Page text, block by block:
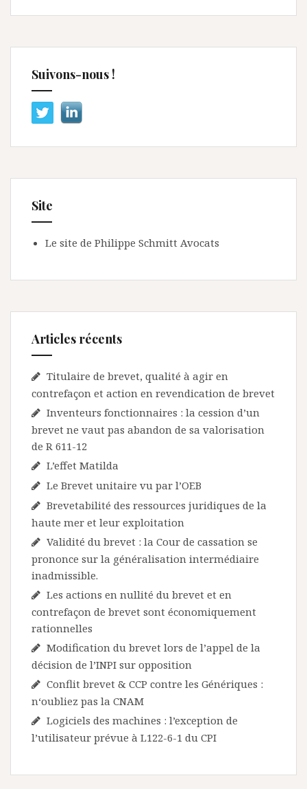
Suivons-nous !
Site
Le site de Philippe Schmitt Avocats
Articles récents
Titulaire de brevet, qualité à agir en
contrefaçon et action en revendication de brevet
Inventeurs fonctionnaires : la cession d’un
brevet ne vaut pas abandon de sa valorisation
de R 611-12
L’effet Matilda
Le Brevet unitaire vu par l’OEB
Brevetabilité des ressources juridiques de la
haute mer et leur exploitation
Validité du brevet : la Cour de cassation se
prononce sur la généralisation intermédiaire
inadmissible.
Les actions en nullité du brevet et en
contrefaçon de brevet sont économiquement
rationnelles
Modification du brevet lors de l’appel de la
décision de l’INPI sur opposition
Conflit brevet & CCP contre les Génériques :
n‘oubliez pas la CNAM
Logiciels des machines : l’exception de
l’utilisateur prévue à L122-6-1 du CPI